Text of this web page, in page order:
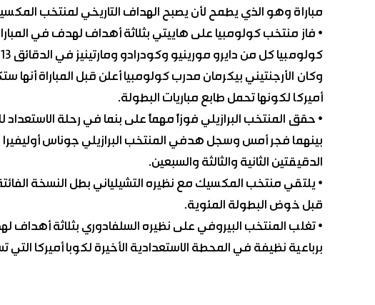
مباراة وهو الذي يطمح لأن يصبح الهداف التاريخي لمنتخب المكسيك ورصيده الحالي 43
• فاز منتخب كولومبيا على هاييتي بثلاثة أهداف لهدف في
كولومبيا كل من دايرو مورينيو وكودرادو ومارتينيز في الدقائق 13 و54 و71 بينما سجل لهاييتي دونالد في الدقيقة 35.
وكان الأرجنتيني بيكرمان مدرب كولومبيا أعلن قبل المباراة
أميركا لكونها تحمل طابع مباريات البطولة.
• حقق المنتخب البرازيلي فوزاً مهماً على بنما في رحلة
بينهما فجر أمس وسجل هدفي المنتخب البرازيلي جوناس أوليفيرا
الدقيقتين الثانية والثالثة والسبعين.
• يلتقي منتخب المكسيك مع نظيره التشيلياني بطل النسخة
قبل خوض البطولة المئوية.
• تغلب المنتخب البيروفي على نظيره السلفادوري بثلاثة أهداف
برباعية نظيفة في المحطة الاستعدادية الأخيرة لكوبا أميركا التي